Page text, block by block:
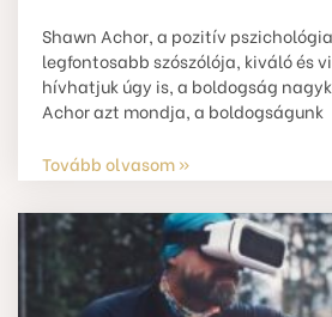
Shawn Achor, a pozitív
legfontosabb szószólója, kiváló és
hívhatjuk úgy is, a boldogság
Achor azt mondja, a boldogságunk
Tovább olvasom »